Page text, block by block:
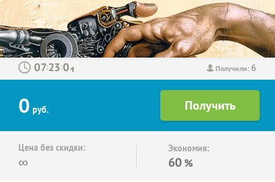
Получили: 6
: :
0 руб.
Цена без скидки:
∞
Экономия:
60 %